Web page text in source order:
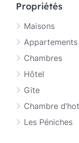
Propriétés
Maisons
Appartements
Chambres
Hôtel
Gite
Chambre
Les Péniches